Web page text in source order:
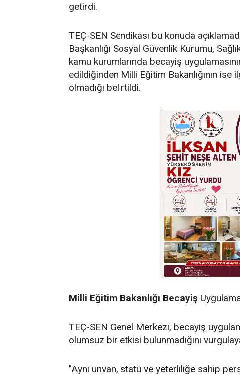
getirdi.
TEÇ-SEN Sendikası bu konuda
Başkanlığı Sosyal Güvenlik Kurumu,
kamu kurumlarında becayiş
edildiğinden Milli Eğitim Bakanlığının
olmadığı belirtildi.
Milli Eğitim Bakanlığı Becayiş
TEÇ-SEN Genel Merkezi, becayiş
olumsuz bir etkisi bulunmadığını
"Aynı unvan, statü ve yeterliliğe sahip